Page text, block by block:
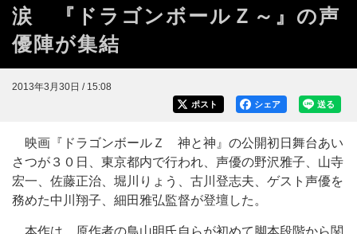
涙 『ドラゴンボールＺ～』の声
優陣が集結
2013年3月30日 / 15:08
送る
シェア
ポスト
映画『ドラゴンボールＺ 神と神』の公開初日舞台あい
さつが３０日、東京都内で行われ、声優の野沢雅子、山寺
宏一、佐藤正治、堀川りょう、古川登志夫、ゲスト声優を
務めた中川翔子、細田雅弘監督が登壇した。
本作は、原作者の鳥山明氏自らが初めて脚本段階から関